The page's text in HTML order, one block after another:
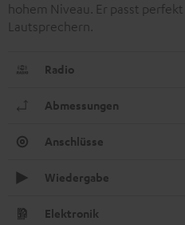
hohem Niveau. Er passt perfekt
Lautsprechern.
Radio
Abmessungen
Anschlüsse
Wiedergabe
Elektronik